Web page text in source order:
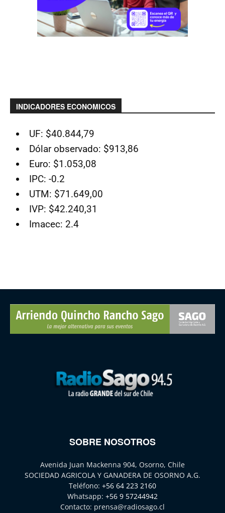
INDICADORES ECONOMICOS
UF: $40.844,79
Dólar observado: $913,86
Euro: $1.053,08
IPC: -0.2
UTM: $71.649,00
IVP: $42.240,31
Imacec: 2.4
SOBRE NOSOTROS
Avenida Juan Mackenna 904, Osorno, Chile
SOCIEDAD AGRICOLA Y GANADERA DE OSORNO A.G.
Teléfono: +56 64 223 2160
Whatsapp: +56 9 57244942
Contacto: prensa@radiosago.cl